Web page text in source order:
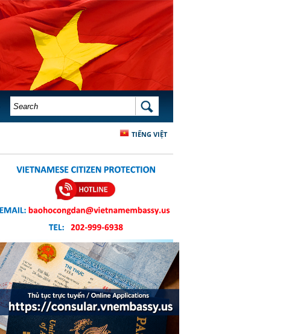
SEARCH FORM SEARCH
TIẾNG VIỆT